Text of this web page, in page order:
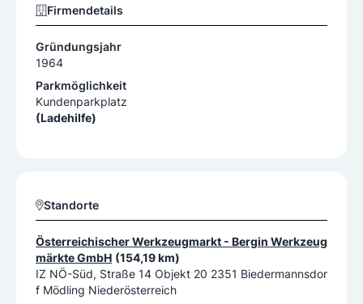
Firmendetails
Gründungsjahr
1964
Parkmöglichkeit
Kundenparkplatz
(Ladehilfe)
Standorte
Österreichischer Werkzeugmarkt - Bergin Werkzeug
märkte GmbH (154,19 km)
IZ NÖ-Süd, Straße 14 Objekt 20 2351 Biedermannsdor
f Mödling Niederösterreich